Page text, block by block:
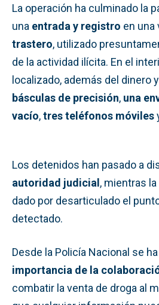
La operación ha culminado la
una entrada y registro en una
trastero, utilizado
de la actividad ilícita. En el
localizado, además del dinero
básculas de precisión, una
vacío,tres teléfonos móviles
Los detenidos han pasado a
autoridad judicial, mientras
dado por desarticulado el
detectado.
Desde la Policía Nacional se
importancia de la
combatir la venta de droga al